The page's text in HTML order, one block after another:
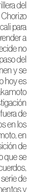
del
Chorizo
para
a
no
del
y se
hoy es
de
en los
en
de
que se
de
y